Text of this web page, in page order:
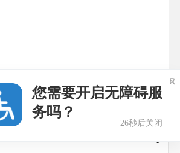
您需要开启无障碍服
务吗？
25秒后关闭
